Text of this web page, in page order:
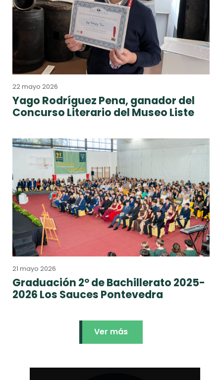
22 mayo 2026
Yago Rodríguez Pena, ganador del
Concurso Literario del Museo Liste
21 mayo 2026
Graduación 2º de Bachillerato 2025-
2026 Los Sauces Pontevedra
Ver más